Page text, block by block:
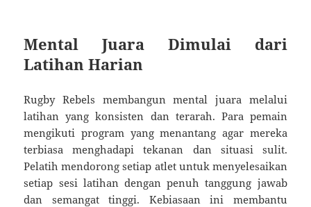
Mental Juara Dimulai dari
Latihan Harian
Rugby Rebels membangun mental juara melalui
latihan yang konsisten dan terarah. Para pemain
mengikuti program yang menantang agar mereka
terbiasa menghadapi tekanan dan situasi sulit.
Pelatih mendorong setiap atlet untuk menyelesaikan
setiap sesi latihan dengan penuh tanggung jawab
dan semangat tinggi. Kebiasaan ini membantu